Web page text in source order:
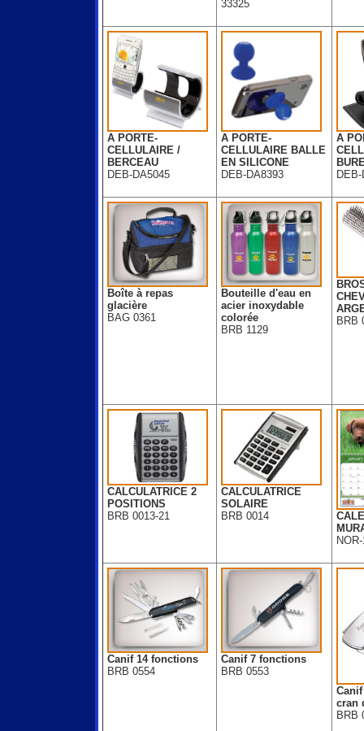
33325
A PORTE-
CELLULAIRE /
BERCEAU
DEB-DA5045
A PORTE-
CELLULAIRE BALLE
EN SILICONE
DEB-DA8393
A
Boîte à repas
glacière
BAG 0361
Bouteille d'eau en
acier inoxydable
colorée
BRB 1129
BRB
CALCULATRICE 2
POSITIONS
BRB 0013-21
CALCULATRICE
SOLAIRE
BRB 0014
Canif 14 fonctions
BRB 0554
Canif 7 fonctions
BRB 0553
cran
BRB